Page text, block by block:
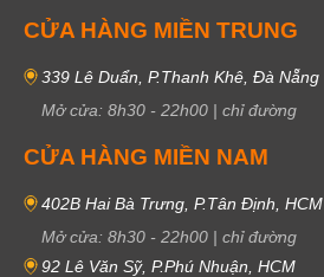
CỬA HÀNG MIỀN TRUNG
339 Lê Duẩn, P.Thanh Khê, Đà Nẵng
Mở cửa: 8h30 - 22h00 | chỉ đường
CỬA HÀNG MIỀN NAM
402B Hai Bà Trưng, P.Tân Định, HCM
Mở cửa: 8h30 - 22h00 | chỉ đường
92 Lê Văn Sỹ, P.Phú Nhuận, HCM